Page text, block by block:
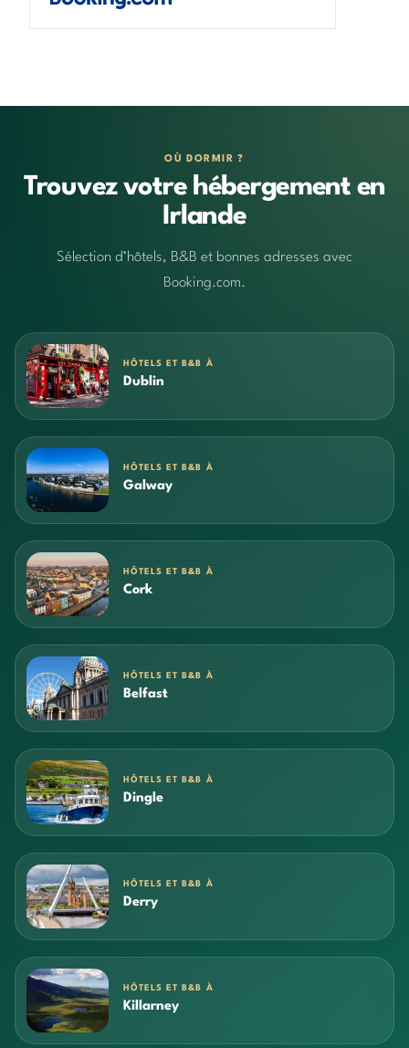
OÙ DORMIR ?
Trouvez votre hébergement en
Irlande
Sélection d’hôtels, B&B et bonnes adresses avec
Booking.com.
HÔTELS ET B&B À
Dublin
HÔTELS ET B&B À
Galway
HÔTELS ET B&B À
Cork
HÔTELS ET B&B À
Belfast
HÔTELS ET B&B À
Dingle
HÔTELS ET B&B À
Derry
HÔTELS ET B&B À
Killarney